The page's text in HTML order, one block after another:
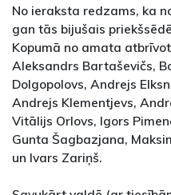
No ieraksta redzams, ka
gan tās bijušais
Kopumā no amata
Aleksandrs Bartaševičs,
Dolgopolovs, Andrejs
Andrejs Klementjevs,
Vitālijs Orlovs, Igors
Gunta Šagbazjana,
un Ivars Zariņš.